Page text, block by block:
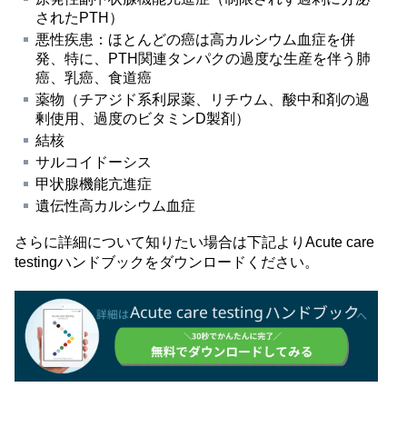
されたPTH）
悪性疾患：ほとんどの癌は高カルシウム血症を併
発、特に、PTH関連タンパクの過度な生産を伴う肺
癌、乳癌、食道癌
薬物（チアジド系利尿薬、リチウム、酸中和剤の過
剰使用、過度のビタミンD製剤）
結核
サルコイドーシス
甲状腺機能亢進症
遺伝性高カルシウム血症
さらに詳細について知りたい場合は下記よりAcute care
testingハンドブックをダウンロードください。